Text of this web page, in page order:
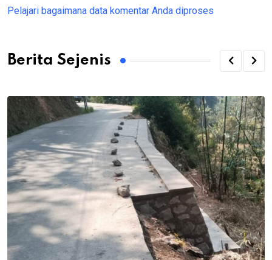
Pelajari bagaimana data komentar Anda diproses
Berita Sejenis